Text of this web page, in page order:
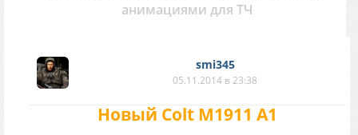
анимациями для ТЧ
smi345
05.11.2014 в 23:38
Новый Colt M1911 A1